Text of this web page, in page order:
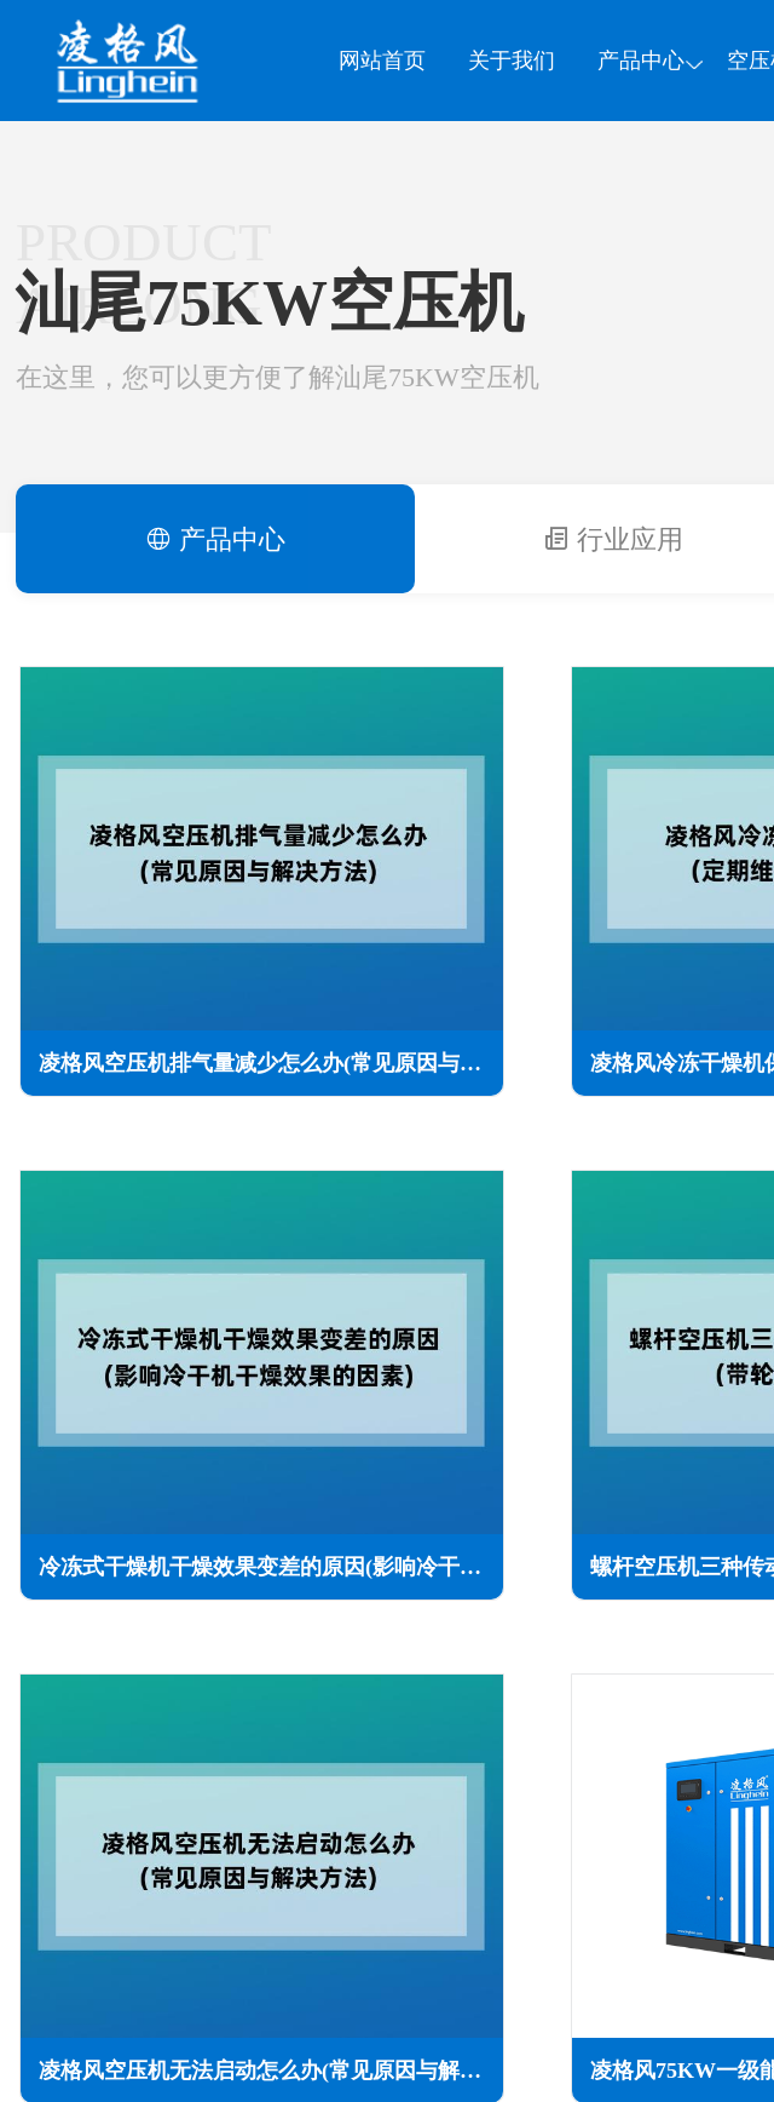
网站首页 关于我们 产品中心 空
AIRLONG
汕尾75KW空压机
在这里，您可以更方便了解汕尾75KW空压机
产品中心 行业应用
凌格风空压机排气量减少怎么办(常见原因与解决方法)
冷冻式干燥机干燥效果变差的原因(影响冷干机干燥效果的因素)
凌格风空压机无法启动怎么办(常见原因与解决方法)